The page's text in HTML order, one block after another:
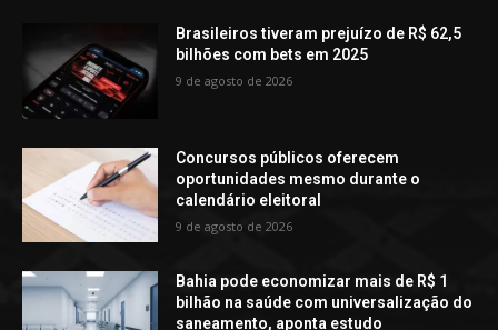
Brasileiros tiveram prejuízo de R$ 62,5
bilhões com bets em 2025
9 de agosto de 2026
Concursos públicos oferecem
oportunidades mesmo durante o
calendário eleitoral
9 de agosto de 2026
Bahia pode economizar mais de R$ 1
bilhão na saúde com universalização do
saneamento, aponta estudo